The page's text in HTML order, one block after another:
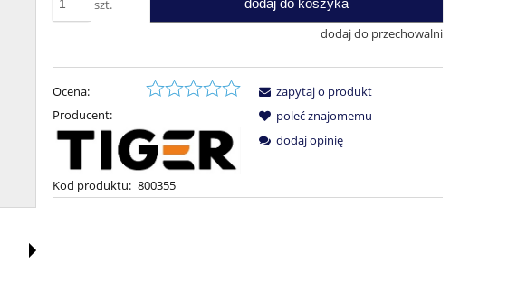
szt. dodaj do koszyka
dodaj do przechowalni
Ocena:
Producent:
Kod produktu: 800355
zapytaj o produkt
poleć znajomemu
dodaj opinię